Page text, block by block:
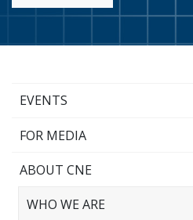
EVENTS
FOR MEDIA
ABOUT CNE
WHO WE ARE